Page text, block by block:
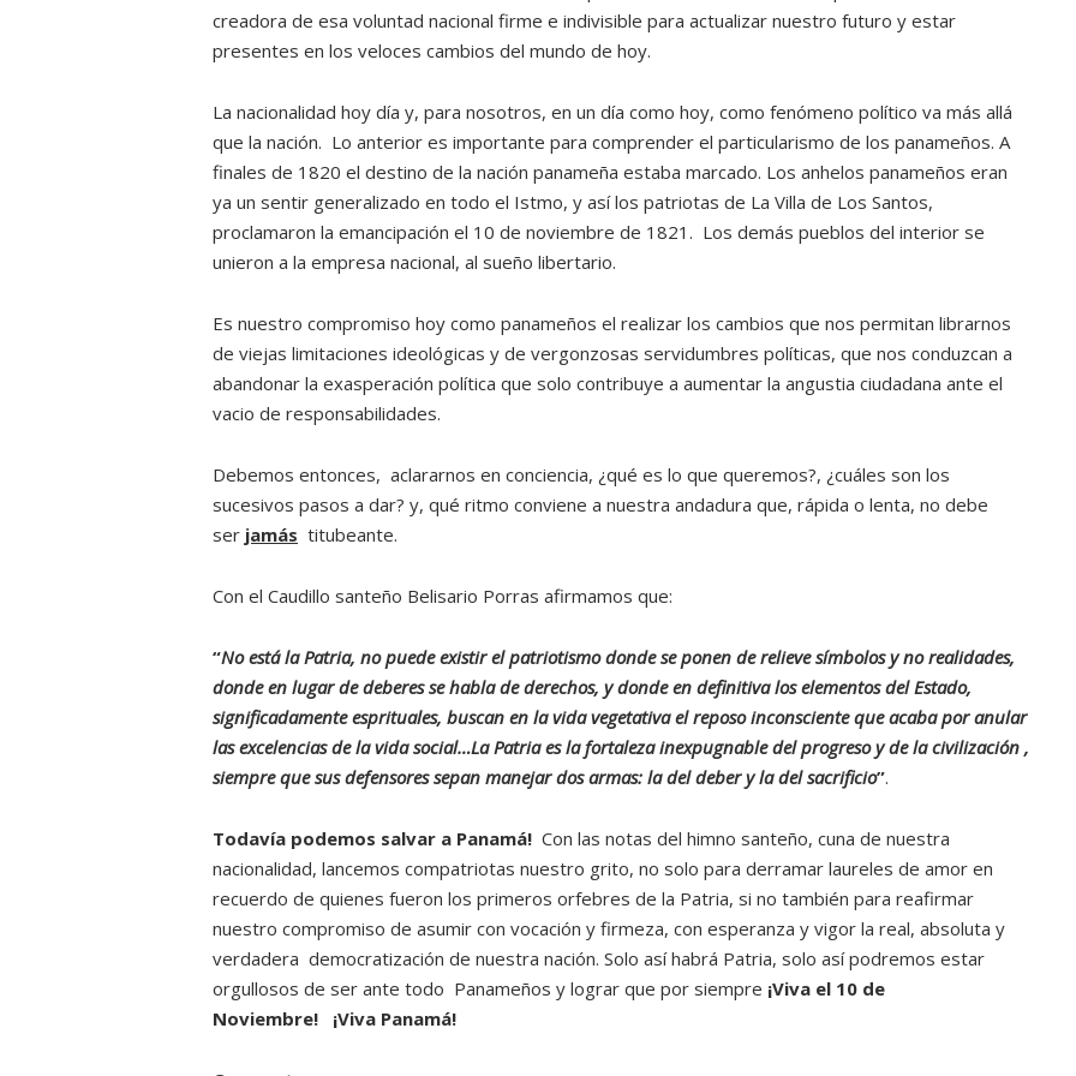
creadora de esa voluntad nacional firme e indivisible para actualizar nuestro futuro y estar
presentes en los veloces cambios del mundo de hoy.
La nacionalidad hoy día y, para nosotros, en un día como hoy, como fenómeno político va más allá
que la nación. Lo anterior es importante para comprender el particularismo de los panameños. A
finales de 1820 el destino de la nación panameña estaba marcado. Los anhelos panameños eran
ya un sentir generalizado en todo el Istmo, y así los patriotas de La Villa de Los Santos,
proclamaron la emancipación el 10 de noviembre de 1821. Los demás pueblos del interior se
unieron a la empresa nacional, al sueño libertario.
Es nuestro compromiso hoy como panameños el realizar los cambios que nos permitan librarnos
de viejas limitaciones ideológicas y de vergonzosas servidumbres políticas, que nos conduzcan a
abandonar la exasperación política que solo contribuye a aumentar la angustia ciudadana ante el
vacio de responsabilidades.
Debemos entonces, aclararnos en conciencia, ¿qué es lo que queremos?, ¿cuáles son los
sucesivos pasos a dar? y, qué ritmo conviene a nuestra andadura que, rápida o lenta, no debe
ser jamás titubeante.
Con el Caudillo santeño Belisario Porras afirmamos que:
“No está la Patria, no puede existir el patriotismo donde se ponen de relieve símbolos y no realidades,
donde en lugar de deberes se habla de derechos, y donde en definitiva los elementos del Estado,
significadamente esprituales, buscan en la vida vegetativa el reposo inconsciente que acaba por anular
las excelencias de la vida social…La Patria es la fortaleza inexpugnable del progreso y de la civilización ,
siempre que sus defensores sepan manejar dos armas: la del deber y la del sacrificio”.
Todavía podemos salvar a Panamá! Con las notas del himno santeño, cuna de nuestra
nacionalidad, lancemos compatriotas nuestro grito, no solo para derramar laureles de amor en
recuerdo de quienes fueron los primeros orfebres de la Patria, si no también para reafirmar
nuestro compromiso de asumir con vocación y firmeza, con esperanza y vigor la real, absoluta y
verdadera democratización de nuestra nación. Solo así habrá Patria, solo así podremos estar
orgullosos de ser ante todo Panameños y lograr que por siempre ¡Viva el 10 de
Noviembre! ¡Viva Panamá!